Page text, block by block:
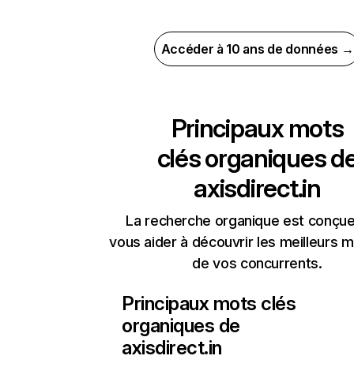
Accéder à 10 ans de données →
Principaux mots
clés organiques
axisdirect.in
La recherche organique est
vous aider à découvrir les meilleurs
de vos concurrents.
Principaux mots clés
organiques de
axisdirect.in